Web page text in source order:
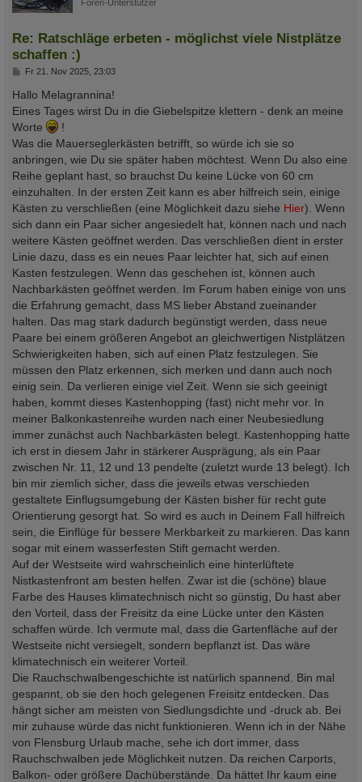
Foren-Unterstützer
Re: Ratschläge erbeten - möglichst viele Nistplätze
schaffen :)
B
i
r
a
g
Fr 21. Nov 2025, 23:03
Hallo Melagrannina!
Eines Tages wirst Du in die Giebelspitze klettern - denk an meine
Worte
!
Was die Mauerseglerkästen betrifft, so würde ich sie so
anbringen, wie Du sie später haben möchtest. Wenn Du also eine
Reihe geplant hast, so brauchst Du keine Lücke von 60 cm
einzuhalten. In der ersten Zeit kann es aber hilfreich sein, einige
Kästen zu verschließen (eine Möglichkeit dazu siehe Hier). Wenn
sich dann ein Paar sicher angesiedelt hat, können nach und nach
weitere Kästen geöffnet werden. Das verschließen dient in erster
Linie dazu, dass es ein neues Paar leichter hat, sich auf einen
Kasten festzulegen. Wenn das geschehen ist, können auch
Nachbarkästen geöffnet werden. Im Forum haben einige von uns
die Erfahrung gemacht, dass MS lieber Abstand zueinander
halten. Das mag stark dadurch begünstigt werden, dass neue
Paare bei einem größeren Angebot an gleichwertigen Nistplätzen
Schwierigkeiten haben, sich auf einen Platz festzulegen. Sie
müssen den Platz erkennen, sich merken und dann auch noch
einig sein. Da verlieren einige viel Zeit. Wenn sie sich geeinigt
haben, kommt dieses Kastenhopping (fast) nicht mehr vor. In
meiner Balkonkastenreihe wurden nach einer Neubesiedlung
immer zunächst auch Nachbarkästen belegt. Kastenhopping hatte
ich erst in diesem Jahr in stärkerer Ausprägung, als ein Paar
zwischen Nr. 11, 12 und 13 pendelte (zuletzt wurde 13 belegt). Ich
bin mir ziemlich sicher, dass die jeweils etwas verschieden
gestaltete Einflugsumgebung der Kästen bisher für recht gute
Orientierung gesorgt hat. So wird es auch in Deinem Fall hilfreich
sein, die Einflüge für bessere Merkbarkeit zu markieren. Das kann
sogar mit einem wasserfesten Stift gemacht werden.
Auf der Westseite wird wahrscheinlich eine hinterlüftete
Nistkastenfront am besten helfen. Zwar ist die (schöne) blaue
Farbe des Hauses klimatechnisch nicht so günstig, Du hast aber
den Vorteil, dass der Freisitz da eine Lücke unter den Kästen
schaffen würde. Ich vermute mal, dass die Gartenfläche auf der
Westseite nicht versiegelt, sondern bepflanzt ist. Das wäre
klimatechnisch ein weiterer Vorteil.
Die Rauchschwalbengeschichte ist natürlich spannend. Bin mal
gespannt, ob sie den hoch gelegenen Freisitz entdecken. Das
hängt sicher am meisten von Siedlungsdichte und -druck ab. Bei
mir zuhause würde das nicht funktionieren. Wenn ich in der Nähe
von Flensburg Urlaub mache, sehe ich dort immer, dass
Rauchschwalben jede Möglichkeit nutzen. Da reichen Carports,
Balkon- oder größere Dachüberstände. Da hättet Ihr kaum eine